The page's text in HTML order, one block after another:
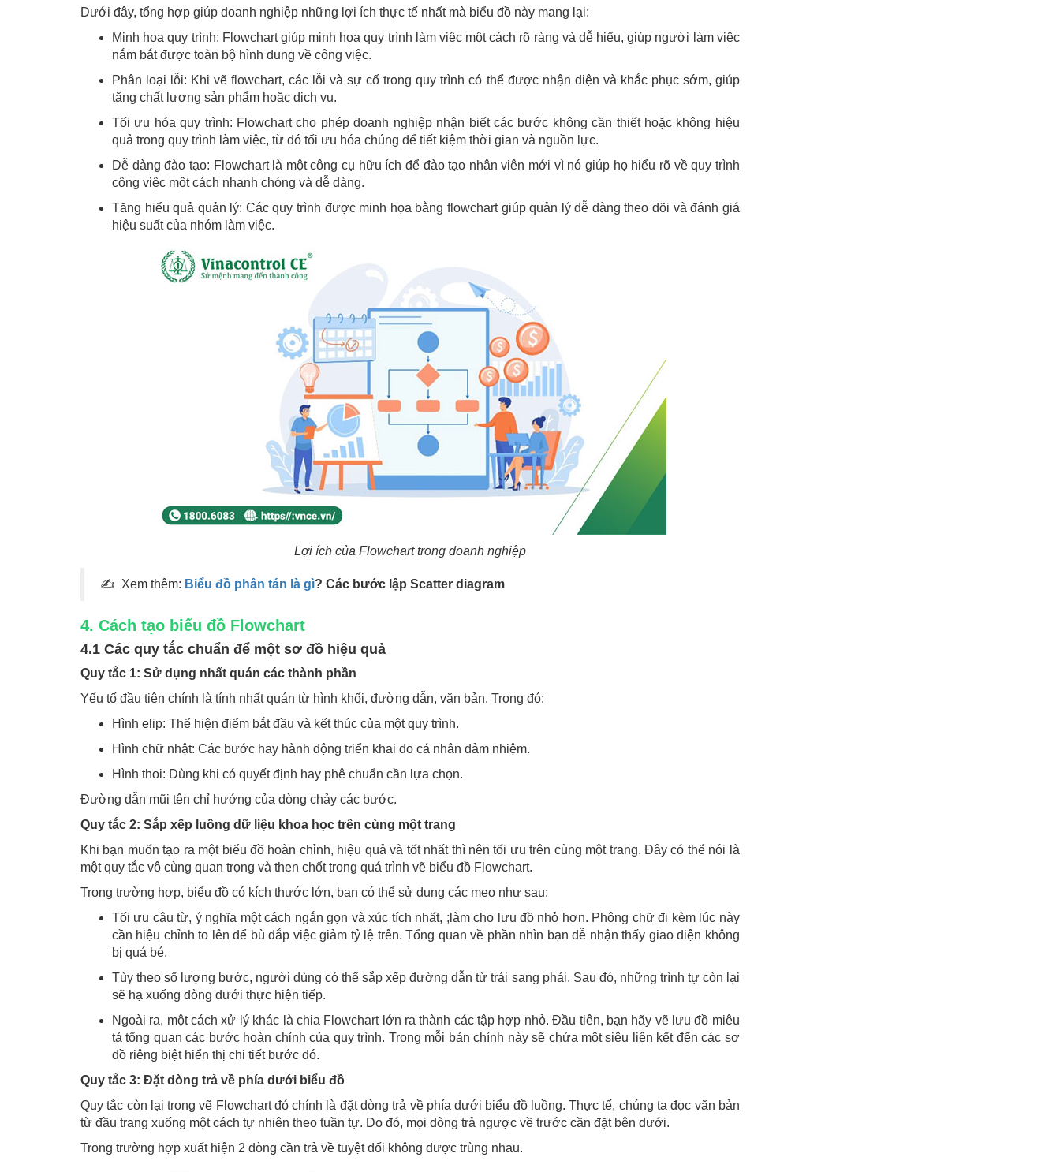
Dưới đây, tổng hợp giúp doanh nghiệp những lợi ích thực tế nhất mà biểu đồ này mang lại:
Minh họa quy trình: Flowchart giúp minh họa quy trình làm việc một cách rõ ràng và dễ hiểu, giúp người làm việc
nắm bắt được toàn bộ hình dung về công việc.
Phân loại lỗi: Khi vẽ flowchart, các lỗi và sự cố trong quy trình có thể được nhận diện và khắc phục sớm, giúp
tăng chất lượng sản phẩm hoặc dịch vụ.
Tối ưu hóa quy trình: Flowchart cho phép doanh nghiệp nhận biết các bước không cần thiết hoặc không hiệu
quả trong quy trình làm việc, từ đó tối ưu hóa chúng để tiết kiệm thời gian và nguồn lực.
Dễ dàng đào tạo: Flowchart là một công cụ hữu ích để đào tạo nhân viên mới vì nó giúp họ hiểu rõ về quy trình
công việc một cách nhanh chóng và dễ dàng.
Tăng hiểu quả quản lý: Các quy trình được minh họa bằng flowchart giúp quản lý dễ dàng theo dõi và đánh giá
hiệu suất của nhóm làm việc.
Lợi ích của Flowchart trong doanh nghiệp
✍ Xem thêm: Biểu đồ phân tán là gì? Các bước lập Scatter diagram
4. Cách tạo biểu đồ Flowchart
4.1 Các quy tắc chuẩn để một sơ đồ hiệu quả
Quy tắc 1: Sử dụng nhất quán các thành phần
Yếu tố đầu tiên chính là tính nhất quán từ hình khối, đường dẫn, văn bản. Trong đó:
Hình elip: Thể hiện điểm bắt đầu và kết thúc của một quy trình.
Hình chữ nhật: Các bước hay hành động triển khai do cá nhân đảm nhiệm.
Hình thoi: Dùng khi có quyết định hay phê chuẩn cần lựa chọn.
Đường dẫn mũi tên chỉ hướng của dòng chảy các bước.
Quy tắc 2: Sắp xếp luồng dữ liệu khoa học trên cùng một trang
Khi bạn muốn tạo ra một biểu đồ hoàn chỉnh, hiệu quả và tốt nhất thì nên tối ưu trên cùng một trang. Đây có thể nói là
một quy tắc vô cùng quan trọng và then chốt trong quá trình vẽ biểu đồ Flowchart.
Trong trường hợp, biểu đồ có kích thước lớn, bạn có thể sử dụng các mẹo như sau:
Tối ưu câu từ, ý nghĩa một cách ngắn gọn và xúc tích nhất, ;làm cho lưu đồ nhỏ hơn. Phông chữ đi kèm lúc này
cần hiệu chỉnh to lên để bù đắp việc giảm tỷ lệ trên. Tổng quan về phần nhìn bạn dễ nhận thấy giao diện không
bị quá bé.
Tùy theo số lượng bước, người dùng có thể sắp xếp đường dẫn từ trái sang phải. Sau đó, những trình tự còn lại
sẽ hạ xuống dòng dưới thực hiện tiếp.
Ngoài ra, một cách xử lý khác là chia Flowchart lớn ra thành các tập hợp nhỏ. Đầu tiên, bạn hãy vẽ lưu đồ miêu
tả tổng quan các bước hoàn chỉnh của quy trình. Trong mỗi bản chính này sẽ chứa một siêu liên kết đến các sơ
đồ riêng biệt hiển thị chi tiết bước đó.
Quy tắc 3: Đặt dòng trả về phía dưới biểu đồ
Quy tắc còn lại trong vẽ Flowchart đó chính là đặt dòng trả về phía dưới biểu đồ luồng. Thực tế, chúng ta đọc văn bản
từ đầu trang xuống một cách tự nhiên theo tuần tự. Do đó, mọi dòng trả ngược về trước cần đặt bên dưới.
Trong trường hợp xuất hiện 2 dòng cần trả về tuyệt đối không được trùng nhau.